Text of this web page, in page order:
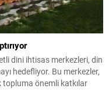
dini ihtisas merkezleri, din
hedefliyor. Bu merkezler,
topluma önemli katkılar